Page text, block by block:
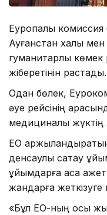
Еуропалық
Ауғанстан халқы мен
гуманитарлық
жіберетінін растады.
Одан бөлек,
әуе рейсінің
медициналық жүктің
ЕО
денсаулық сақтау
ұйымдарға аса
жандарға жеткізуге
«Бұл ЕО-ның осы